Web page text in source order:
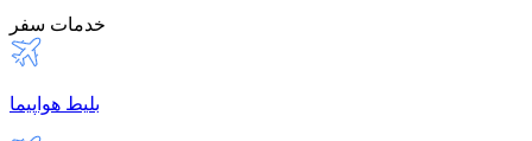
خدمات سفر
بلیط هواپیما